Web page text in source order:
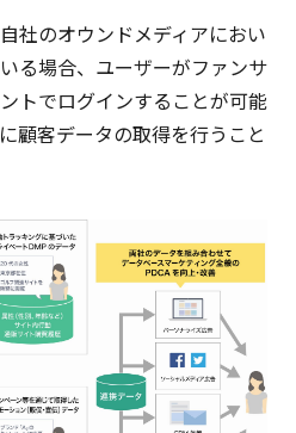
社のオウンドメディアにおい
る場合、ユーザーがファンサ
トでログインすることが可能
顧客データの取得を行うこと